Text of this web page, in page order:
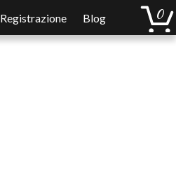
Registrazione Blog